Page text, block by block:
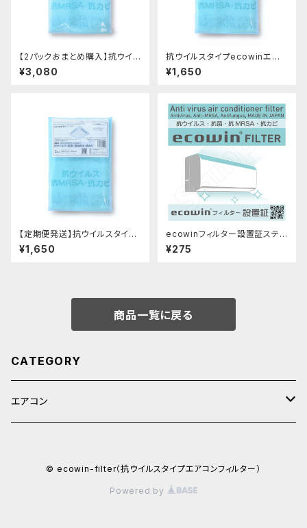
【2パックおまとめ購入】抗ウイル
スタイプecowinエアコンフィル
ター HAC-F48(家庭用・業務
¥3,080
抗ウイルスタイプecowinエア
コンフィルター HAC-F66(業務
用62cmX62cm 2枚入り)
¥1,650
【定期便発送】抗ウイルスタイプ
ecowinエアコンフィルター HA
C-F66(業務用62cmX62cm
¥1,650
ecowinフィルター設置証ステッ
カー壁掛型
¥275
商品一覧に戻る
CATEGORY
エアコン
© ecowin-filter（抗ウイルスタイプエアコンフィルター）
Powered by